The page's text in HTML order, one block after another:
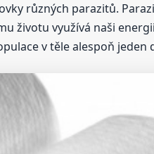
různých parazitů.
životu využívá naši
v těle alespoň jeden